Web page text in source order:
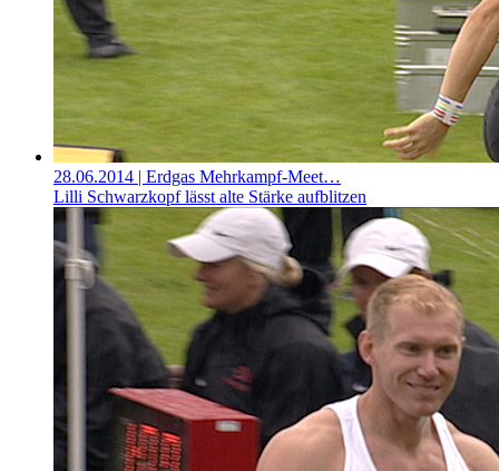
28.06.2014 | Erdgas Mehrkampf-Meet…
Lilli Schwarzkopf lässt alte Stärke aufblitzen